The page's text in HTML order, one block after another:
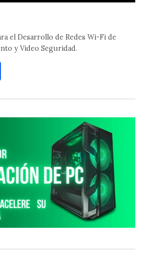
el Desarrollo de Redes Wi-Fi de
y Video Seguridad.